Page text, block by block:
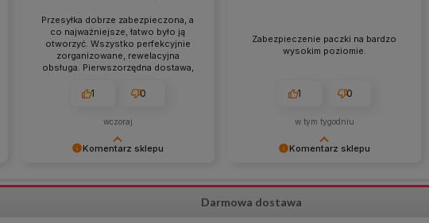
Komentarz sklepu
szczegółową i pozytywną opinię! 😊
Przesyłka dobrze zabezpieczona, a
co najważniejsze, łatwo było ją
otworzyć. Wszystko perfekcyjnie
zorganizowane, rewelacyjna
obsługa. Pierwszorzędna dostawa,
zgodna z informacjami na stronie.
1 0
wczoraj
Komentarz sklepu
opinię! 😊 Cieszymy się, że sposób
zabezpieczenia przesyłki został tak
Zabezpieczenie paczki na bardzo
wysokim poziomie.
1 0
w tym tygodniu
Darmowa dostawa